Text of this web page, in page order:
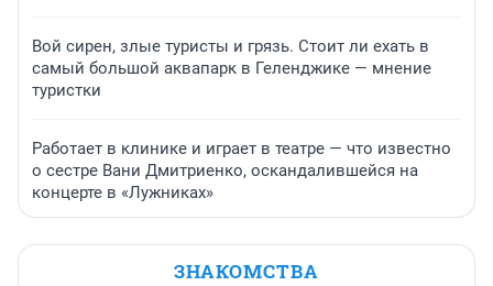
Вой сирен, злые туристы и грязь. Стоит ли ехать в
самый большой аквапарк в Геленджике — мнение
туристки
Работает в клинике и играет в театре — что известно
о сестре Вани Дмитриенко, оскандалившейся на
концерте в «Лужниках»
ЗНАКОМСТВА